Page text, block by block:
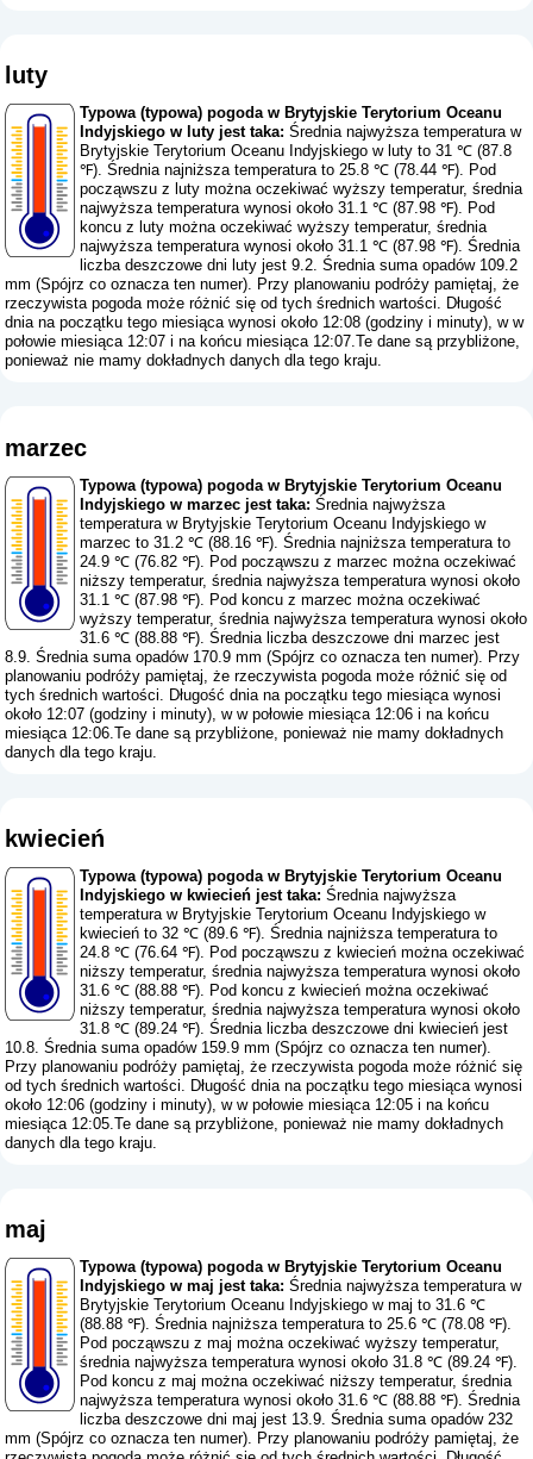
luty
Typowa (typowa) pogoda w Brytyjskie Terytorium Oceanu
Indyjskiego w luty jest taka: Średnia najwyższa temperatura w
Brytyjskie Terytorium Oceanu Indyjskiego w luty to 31 ℃ (87.8
℉). Średnia najniższa temperatura to 25.8 ℃ (78.44 ℉). Pod
począwszu z luty można oczekiwać wyższy temperatur, średnia
najwyższa temperatura wynosi około 31.1 ℃ (87.98 ℉). Pod
koncu z luty można oczekiwać wyższy temperatur, średnia
najwyższa temperatura wynosi około 31.1 ℃ (87.98 ℉). Średnia
liczba deszczowe dni luty jest 9.2. Średnia suma opadów 109.2
mm (Spójrz co oznacza ten numer). Przy planowaniu podróży pamiętaj, że
rzeczywista pogoda może różnić się od tych średnich wartości. Długość
dnia na początku tego miesiąca wynosi około 12:08 (godziny i minuty), w w
połowie miesiąca 12:07 i na końcu miesiąca 12:07.Te dane są przybliżone,
ponieważ nie mamy dokładnych danych dla tego kraju.
marzec
Typowa (typowa) pogoda w Brytyjskie Terytorium Oceanu
Indyjskiego w marzec jest taka: Średnia najwyższa
temperatura w Brytyjskie Terytorium Oceanu Indyjskiego w
marzec to 31.2 ℃ (88.16 ℉). Średnia najniższa temperatura to
24.9 ℃ (76.82 ℉). Pod począwszu z marzec można oczekiwać
niższy temperatur, średnia najwyższa temperatura wynosi około
31.1 ℃ (87.98 ℉). Pod koncu z marzec można oczekiwać
wyższy temperatur, średnia najwyższa temperatura wynosi około
31.6 ℃ (88.88 ℉). Średnia liczba deszczowe dni marzec jest
8.9. Średnia suma opadów 170.9 mm (Spójrz co oznacza ten numer). Przy
planowaniu podróży pamiętaj, że rzeczywista pogoda może różnić się od
tych średnich wartości. Długość dnia na początku tego miesiąca wynosi
około 12:07 (godziny i minuty), w w połowie miesiąca 12:06 i na końcu
miesiąca 12:06.Te dane są przybliżone, ponieważ nie mamy dokładnych
danych dla tego kraju.
kwiecień
Typowa (typowa) pogoda w Brytyjskie Terytorium Oceanu
Indyjskiego w kwiecień jest taka: Średnia najwyższa
temperatura w Brytyjskie Terytorium Oceanu Indyjskiego w
kwiecień to 32 ℃ (89.6 ℉). Średnia najniższa temperatura to
24.8 ℃ (76.64 ℉). Pod począwszu z kwiecień można oczekiwać
niższy temperatur, średnia najwyższa temperatura wynosi około
31.6 ℃ (88.88 ℉). Pod koncu z kwiecień można oczekiwać
niższy temperatur, średnia najwyższa temperatura wynosi około
31.8 ℃ (89.24 ℉). Średnia liczba deszczowe dni kwiecień jest
10.8. Średnia suma opadów 159.9 mm (Spójrz co oznacza ten numer).
Przy planowaniu podróży pamiętaj, że rzeczywista pogoda może różnić się
od tych średnich wartości. Długość dnia na początku tego miesiąca wynosi
około 12:06 (godziny i minuty), w w połowie miesiąca 12:05 i na końcu
miesiąca 12:05.Te dane są przybliżone, ponieważ nie mamy dokładnych
danych dla tego kraju.
maj
Typowa (typowa) pogoda w Brytyjskie Terytorium Oceanu
Indyjskiego w maj jest taka: Średnia najwyższa temperatura w
Brytyjskie Terytorium Oceanu Indyjskiego w maj to 31.6 ℃
(88.88 ℉). Średnia najniższa temperatura to 25.6 ℃ (78.08 ℉).
Pod począwszu z maj można oczekiwać wyższy temperatur,
średnia najwyższa temperatura wynosi około 31.8 ℃ (89.24 ℉).
Pod koncu z maj można oczekiwać niższy temperatur, średnia
najwyższa temperatura wynosi około 31.6 ℃ (88.88 ℉). Średnia
liczba deszczowe dni maj jest 13.9. Średnia suma opadów 232
mm (Spójrz co oznacza ten numer). Przy planowaniu podróży pamiętaj, że